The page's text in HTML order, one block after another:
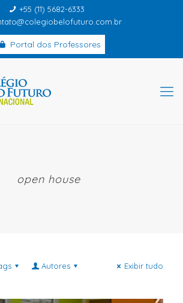
+55 (11) 5682-6333
Portal dos Professores
open house
Autores Exibir tudo